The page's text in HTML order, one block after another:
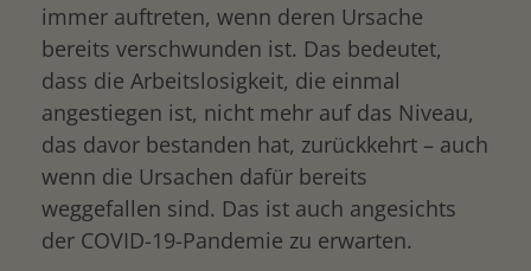
immer auftreten, wenn deren Ursache
bereits verschwunden ist. Das bedeutet,
dass die Arbeitslosigkeit, die einmal
angestiegen ist, nicht mehr auf das Niveau,
das davor bestanden hat, zurückkehrt – auch
wenn die Ursachen dafür bereits
weggefallen sind. Das ist auch angesichts
der COVID-19-Pandemie zu erwarten.